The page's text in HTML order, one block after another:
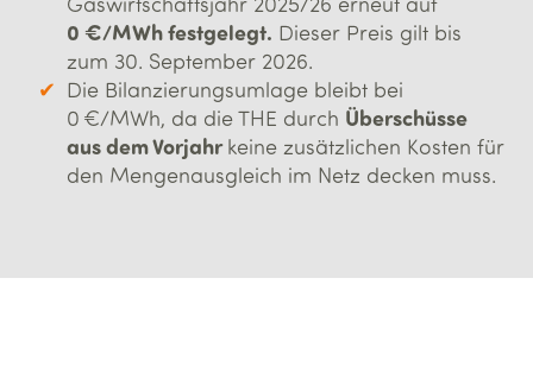
0 €/MWh festgelegt. Dieser Preis gilt bis
zum 30. September 2026.
Die Bilanzierungsumlage bleibt bei
0 €/MWh, da die THE durch Überschüsse
aus dem Vorjahrkeine zusätzlichen Kosten für
den Mengenausgleich im Netz decken muss.